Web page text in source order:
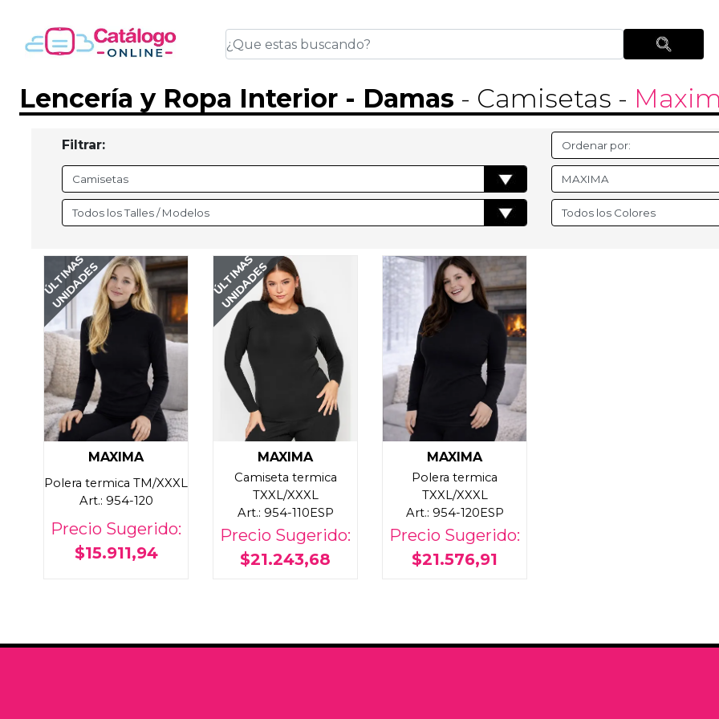
Lencería y Ropa Interior - Damas - Camisetas -
Filtrar:
ÚLTIMAS
UNIDADES
MAXIMA
Polera termica TM/XXXL
Art.: 954-120
Precio Sugerido:
$15.911,94
ÚLTIMAS
UNIDADES
MAXIMA
Camiseta termica
TXXL/XXXL
Art.: 954-110ESP
Precio Sugerido:
$21.243,68
MAXIMA
Polera termica
TXXL/XXXL
Art.: 954-120ESP
Precio Sugerido:
$21.576,91